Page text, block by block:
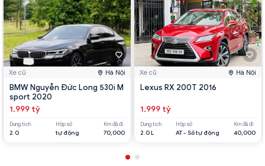
Xe cũ Hà Nội
BMW Nguyễn Đức Long 530i M
sport 2020
1.999 tỷ
Dung tích
2.0
Hộp số
tự động
Km đã đi
70,000
Xe cũ Hà Nội
Lexus RX 200T 2016
1.999 tỷ
Dung tích
2.0 L
Hộp số
AT - Số tự động
Km đã đi
40,000